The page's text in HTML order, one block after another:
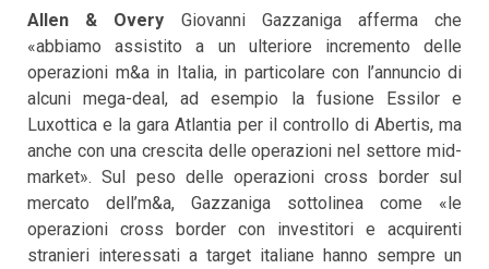
Allen & Overy Giovanni Gazzaniga afferma che
«abbiamo assistito a un ulteriore incremento delle
operazioni m&a in Italia, in particolare con l’annuncio di
alcuni mega-deal, ad esempio la fusione Essilor e
Luxottica e la gara Atlantia per il controllo di Abertis, ma
anche con una crescita delle operazioni nel settore mid-
market». Sul peso delle operazioni cross border sul
mercato dell’m&a, Gazzaniga sottolinea come «le
operazioni cross border con investitori e acquirenti
stranieri interessati a target italiane hanno sempre un